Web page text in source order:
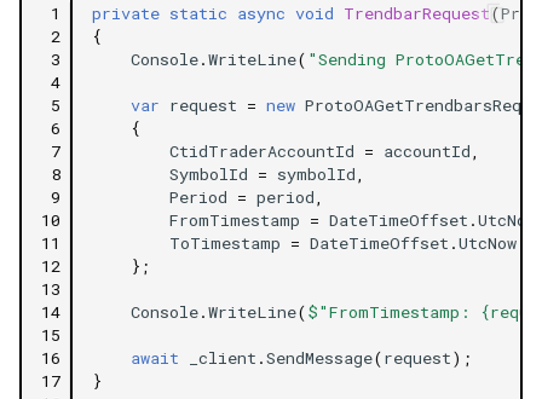
1
2
3
4
5
6
7
8
9
10
11
12
13
14
15
16
17
private static async void TrendbarRequest(
{
Console.WriteLine( "Sending
var request = new ProtoOAGetTrendbarsReq
{
CtidTraderAccountId = accountId
SymbolId = symbolId
Period = period
FromTimestamp = DateTimeOffset .UtcNow
ToTimestamp = DateTimeOffset .UtcNow
};
Console.WriteLine($"FromTimestamp:
await _client .SendMessage(request);
}